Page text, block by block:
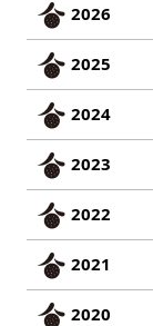
2026
2025
2024
2023
2022
2021
2020